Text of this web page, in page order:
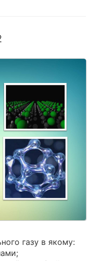
газу в якому: